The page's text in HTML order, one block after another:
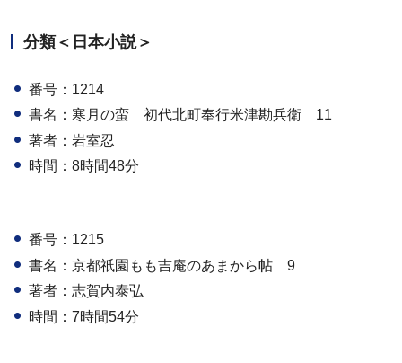
分類＜日本小説＞
番号：1214
書名：寒月の蛮 初代北町奉行米津勘兵衛 11
著者：岩室忍
時間：8時間48分
番号：1215
書名：京都祇園もも吉庵のあまから帖 9
著者：志賀内泰弘
時間：7時間54分